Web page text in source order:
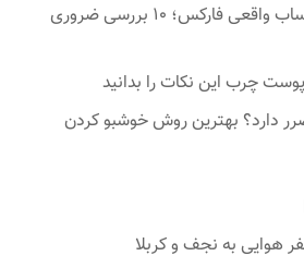
چک‌لیست افتتاح حساب واقعی فارکس؛ ۱۰ بررسی ضروری
چرب این نکات را بدانید
دارد؟ بهترین روش خوشبو کردن
هوایی به نجف و کربلا